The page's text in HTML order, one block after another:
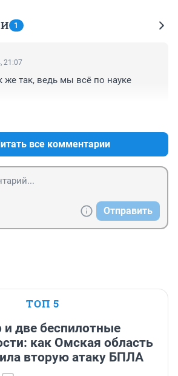
1
21:07
же так, ведь мы всё по науке
все комментарии
Отправить
ТОП 5
две беспилотные
как Омская область
вторую атаку БПЛА